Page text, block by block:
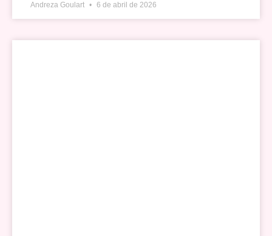
Andreza Goulart 6 de abril de 2026